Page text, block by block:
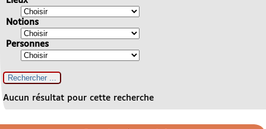
Notions
Personnes
Aucun résultat pour cette recherche